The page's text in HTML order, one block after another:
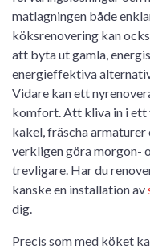
matlagningen både
köksrenovering kan
att byta ut gamla,
energieffektiva
Vidare kan ett
komfort. Att kliva in i ett
kakel, fräscha
verkligen göra morgon-
trevligare. Har du
kanske en installation av
dig.
Precis som med köket